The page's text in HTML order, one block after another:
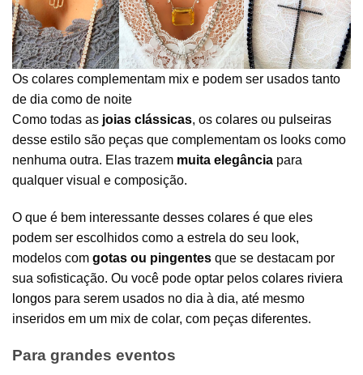
Os colares complementam mix e podem ser usados tanto
de dia como de noite
Como todas as joias clássicas, os colares ou pulseiras
desse estilo são peças que complementam os looks como
nenhuma outra. Elas trazem muita elegância para
qualquer visual e composição.
O que é bem interessante desses colares é que eles
podem ser escolhidos como a estrela do seu look,
modelos com gotas ou pingentes que se destacam por
sua sofisticação. Ou você pode optar pelos colares riviera
longos para serem usados no dia à dia, até mesmo
inseridos em um mix de colar, com peças diferentes.
Para grandes eventos